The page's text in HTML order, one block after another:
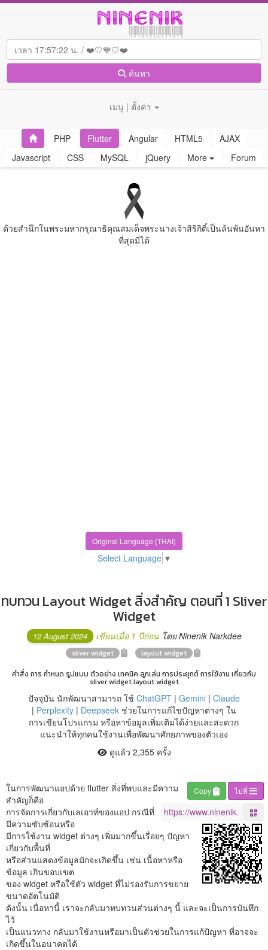
ค้นหา
เมนู | ตั้งค่า
PHP Flutter Angular HTML5
AJAX
Javascript
CSS MySQL jQuery More Forum
ด้วยสํานึกในพระมหากรุณาธิคุณสมเด็จพระนางเจ้าสิริกิติ์เป็นล้นพ้นอันหา
ที่สุดมิได้
Original Language (THAI)
Select Language ▼
ทบทวน Layout Widget สิ่งสำคัญ ตอนที่ 1 Sliver
Widget
12 August 2024 เขียนเมื่อ 1 ปีก่อนโดย Ninenik Narkdee
sliver widget
layout widget
คำสั่ง การ กำหนด รูปแบบ ตัวอย่าง เทคนิค ลูกเล่น การประยุกต์ การใช้งาน เกี่ยวกับ
sliver widget layout widget
ปัจจุบัน นักพัฒนาสามารถ ใช้ ChatGPT| Gemini| Claude
| Perplexity| Deepseekช่วยในการแก้ไขปัญหาต่างๆ ใน
การเขียนโปรแกรม หรือหาข้อมูลเพิ่มเติมได้ง่ายและสะดวก
แนะนำให้ทุกคนใช้งานเพื่อพัฒนาศักยภาพของตัวเอง
ดูแล้ว 2,355 ครั้ง
ไปที่
Copy
ในการพัฒนาแอปด้วย flutter สิ่งที่พบและมีความ
สำคัญก็คือ
การจัดการเกี่ยวกับเลเอาท์ของแอป กรณีที่
มีความซับซ้อนหรือ
มีการใช้งาน widget ต่างๆ เพิ่มมากขึ้นเรื่อยๆ ปัญหา
เกี่ยวกับพื้นที่
หรือส่วนแสดงข้อมูลมักจะเกิดขึ้น เช่น เนื้อหาหรือ
ข้อมูล เกินขอบเขต
ของ widget หรือใช้ตัว widget ที่ไม่รองรับการขยาย
ขนาดอัตโนมัติ
ดังนั้น เนื่อหานี้ เราจะกลับมาทบทวนส่วนต่างๆ นี้ และจะเป็นการบันทึก
ไว้
เป็นแนวทาง กลับมาใช้งานหรือมาเป็นตัวช่วยในการแก้ป้ญหา ที่อาจจะ
เกิดขึ้นในอนาคตได้